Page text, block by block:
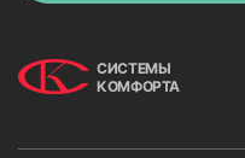
СИСТЕМЫ
КОМФОРТА